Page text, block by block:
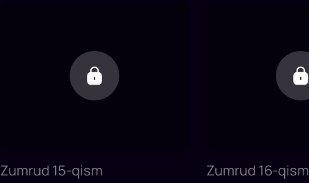
Zumrud 15-qism Zumrud 16-qism